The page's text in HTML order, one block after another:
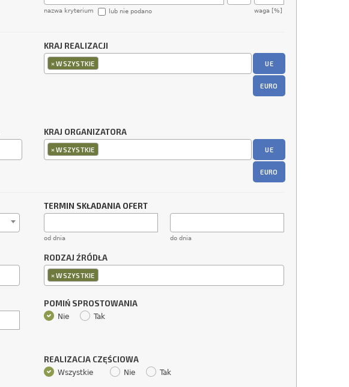
nazwa kryterium waga [%]
lub nie podano
KRAJ REALIZACJI
×WSZYSTKIE UE
EURO
KRAJ ORGANIZATORA
×WSZYSTKIE UE
EURO
TERMIN SKŁADANIA OFERT
od dnia do dnia
RODZAJ ŹRÓDŁA
×WSZYSTKIE
POMIŃ SPROSTOWANIA
Nie Tak
REALIZACJA CZĘŚCIOWA
Wszystkie Nie Tak